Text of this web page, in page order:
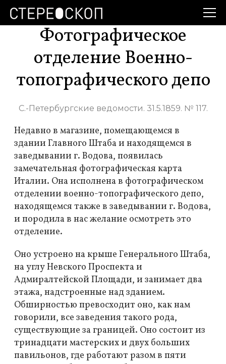
Фотографическое
отделение Военно-
топографического депо
С.-Петербургские ведомости. 31.5.1859. № 117.
Недавно в магазине, помещающемся в
здании Главного Штаба и находящемся в
заведывании г. Водова, появилась
замечательная фотографическая карта
Италии. Она исполнена в фотографическом
отделении военно-топографического депо,
находящемся также в заведывании г. Водова,
и породила в нас желание осмотреть это
отделение.
Оно устроено на крыше Генерального Штаба,
на углу Невского Проспекта и
Адмиралтейской Площади, и занимает два
этажа, надстроенные над зданием.
Обширностью превосходит оно, как нам
говорили, все заведения такого рода,
существующие за границей. Оно состоит из
тринадцати мастерских и двух больших
павильонов, где работают разом в пяти